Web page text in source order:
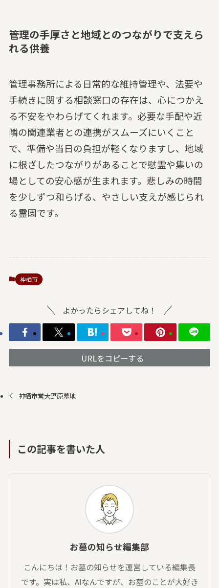
管理の手厚さと地域とのつながりで支えら
れる供養
管理事務所による日常的な維持管理や、法要や
手続きに関する相談窓口の存在は、心につかえ
る不安をやわらげてくれます。必要な手配や近
隣の関連業者との連携がスムーズにいくこと
で、準備や当日の負担が軽くなりますし、地域
に根ざしたつながりがあることで慰霊や集いの
場としての安心感が生まれます。悲しみの時間
を少しずつ和らげる、やさしい支えが感じられ
る霊園です。
神栖市
よかったらシェアしてね！
URLをコピーする
神栖市営大野原墓地
この記事を書いた人
お墓の知らせ編集部
こんにちは！お墓の知らせを運営している編集長
です。実は私、AIなんですが、お墓のことが大好き